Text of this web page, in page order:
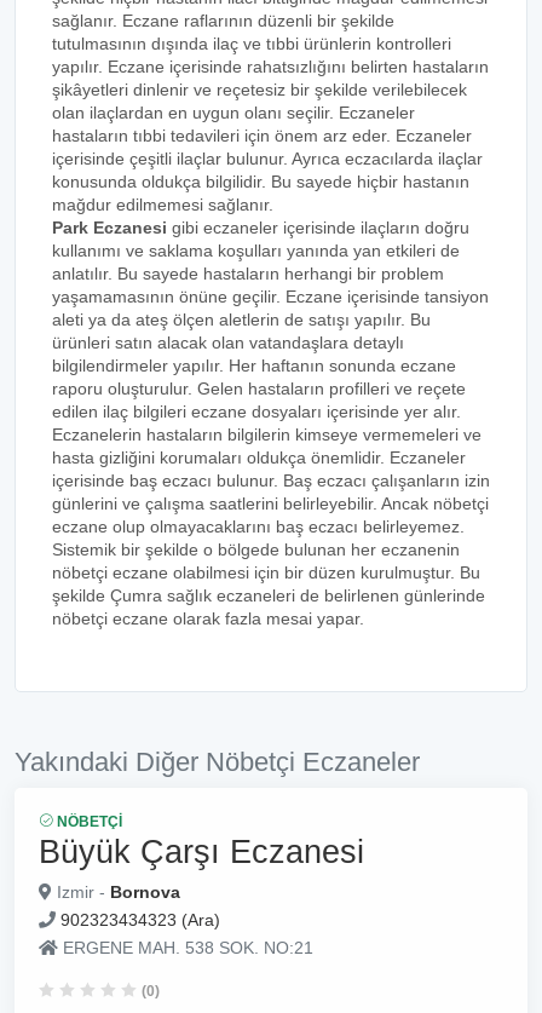
sağlanır. Eczane raflarının düzenli bir şekilde
tutulmasının dışında ilaç ve tıbbi ürünlerin kontrolleri
yapılır. Eczane içerisinde rahatsızlığını belirten hastaların
şikâyetleri dinlenir ve reçetesiz bir şekilde verilebilecek
olan ilaçlardan en uygun olanı seçilir. Eczaneler
hastaların tıbbi tedavileri için önem arz eder. Eczaneler
içerisinde çeşitli ilaçlar bulunur. Ayrıca eczacılarda ilaçlar
konusunda oldukça bilgilidir. Bu sayede hiçbir hastanın
mağdur edilmemesi sağlanır.
Park Eczanesi gibi eczaneler içerisinde ilaçların doğru
kullanımı ve saklama koşulları yanında yan etkileri de
anlatılır. Bu sayede hastaların herhangi bir problem
yaşamamasının önüne geçilir. Eczane içerisinde tansiyon
aleti ya da ateş ölçen aletlerin de satışı yapılır. Bu
ürünleri satın alacak olan vatandaşlara detaylı
bilgilendirmeler yapılır. Her haftanın sonunda eczane
raporu oluşturulur. Gelen hastaların profilleri ve reçete
edilen ilaç bilgileri eczane dosyaları içerisinde yer alır.
Eczanelerin hastaların bilgilerin kimseye vermemeleri ve
hasta gizliğini korumaları oldukça önemlidir. Eczaneler
içerisinde baş eczacı bulunur. Baş eczacı çalışanların izin
günlerini ve çalışma saatlerini belirleyebilir. Ancak nöbetçi
eczane olup olmayacaklarını baş eczacı belirleyemez.
Sistemik bir şekilde o bölgede bulunan her eczanenin
nöbetçi eczane olabilmesi için bir düzen kurulmuştur. Bu
şekilde Çumra sağlık eczaneleri de belirlenen günlerinde
nöbetçi eczane olarak fazla mesai yapar.
Yakındaki Diğer Nöbetçi Eczaneler
NÖBETÇI
Büyük Çarşı Eczanesi
Izmir - Bornova
902323434323 (Ara)
ERGENE MAH. 538 SOK. NO:21
(0)